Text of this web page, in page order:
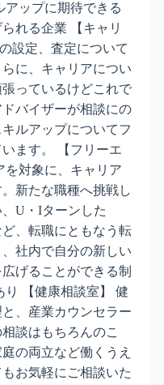
アップに期待できる
れる企業 【キャリ
設定、査定について
に、キャリアについ
っているけどこれで
バイザーが相談にの
ルアップについてフ
ます。 【フリーエ
を対象に、キャリア
新たな職種へ挑戦し
U・Iターンした
、転職にともなう転
社内で自分の新しい
げることができる制
【健康相談室】 健
、産業カウンセラー
談はもちろんのこ
の両立など働くうえ
お気軽にご相談いた